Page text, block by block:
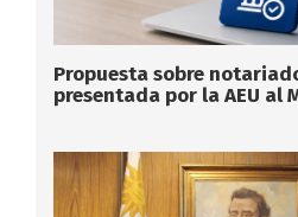
Propuesta sobre
presentada por la AEU al